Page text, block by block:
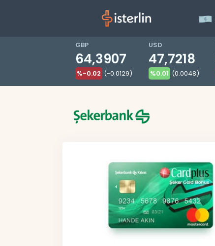
GBP
64,3907
%-0.02 (-0.0129)
USD
47,7218
%0.01 (0.0048)